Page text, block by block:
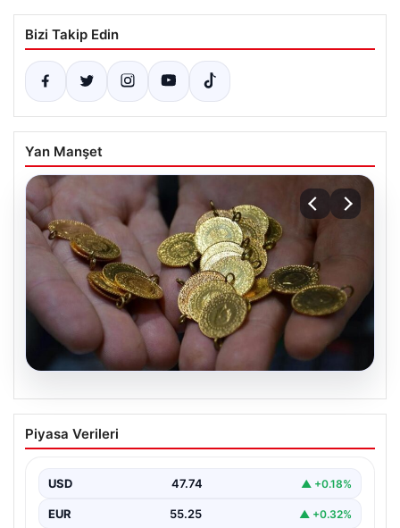
Bizi Takip Edin
Yan Manşet
06.08.2026
Altın fiyatları canlı 14 Nisan 2026: Altın
fiyatları ne kadar oldu? Gram, çeyrek,
fiyatları
Piyasa Verileri
USD 47.74 ▲ +0.18%
EUR 55.25 ▲ +0.32%